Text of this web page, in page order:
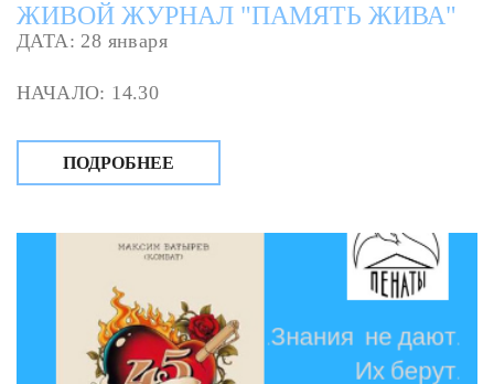
ЖИВОЙ ЖУРНАЛ "ПАМЯТЬ ЖИВА"
ДАТА: 28 января
НАЧАЛО: 14.30
ПОДРОБНЕЕ